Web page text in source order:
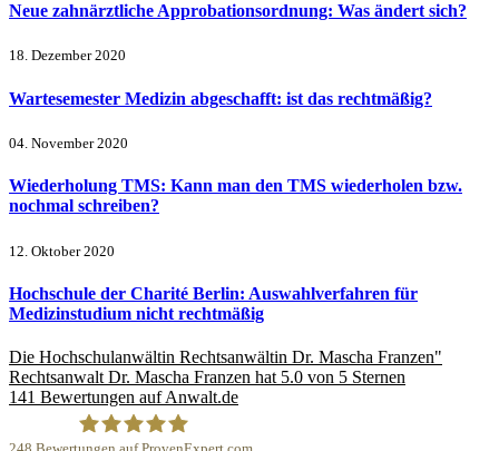
Neue zahnärztliche Approbationsordnung: Was ändert sich?
18. Dezember 2020
Wartesemester Medizin abgeschafft: ist das rechtmäßig?
04. November 2020
Wiederholung TMS: Kann man den TMS wiederholen bzw.
nochmal schreiben?
12. Oktober 2020
Hochschule der Charité Berlin: Auswahlverfahren für
Medizinstudium nicht rechtmäßig
Die Hochschulanwältin Rechtsanwältin Dr. Mascha Franzen"
Rechtsanwalt Dr. Mascha Franzen hat 5.0 von 5 Sternen
141 Bewertungen auf Anwalt.de